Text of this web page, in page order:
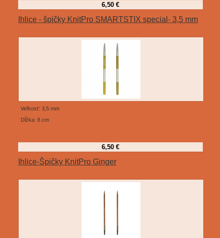
6,50 €
Ihlice - špičky KnitPro SMARTSTIX special- 3,5 mm
Veľkosť: 3,5 mm
Dĺžka: 8 cm
6,50 €
Ihlice-Špičky KnitPro Ginger